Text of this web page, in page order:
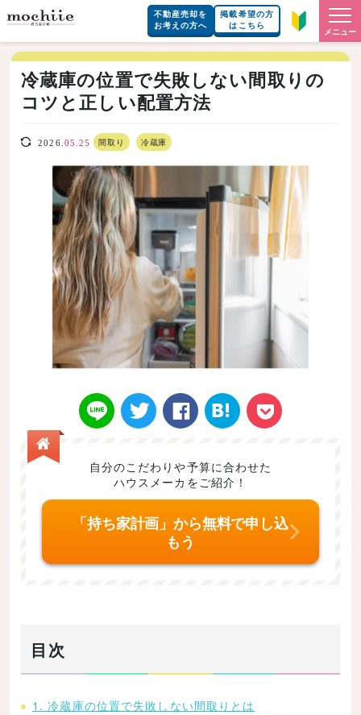
不動産売却を
お考えの方へ
掲載希望の方
はこちら
メニュー
冷蔵庫の位置で失敗しない間取りの
コツと正しい配置方法
2026. 05.25 間取り 冷蔵庫
Twitt Face はてなブ
自分のこだわりや予算に合わせた
ハウスメーカをご紹介！
「持ち家計画」から無料で申し込
もう
目次
1. 冷蔵庫の位置で失敗しない間取りとは